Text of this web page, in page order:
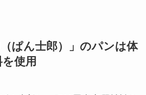
（ぱん士郎）」のパンは体
使用